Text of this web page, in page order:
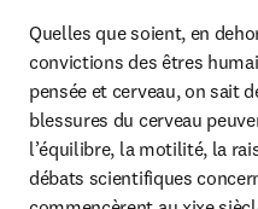
Quelles que soient, en
convictions des êtres
pensée et cerveau, on sait
blessures du cerveau
l’équilibre, la motilité, la
débats scientifiques